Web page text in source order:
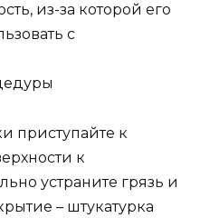
из-за которой его
с
приступайте к
к
устраните грязь и
– штукатурка